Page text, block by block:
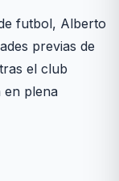
futbol, Alberto
previas de
el club
en plena